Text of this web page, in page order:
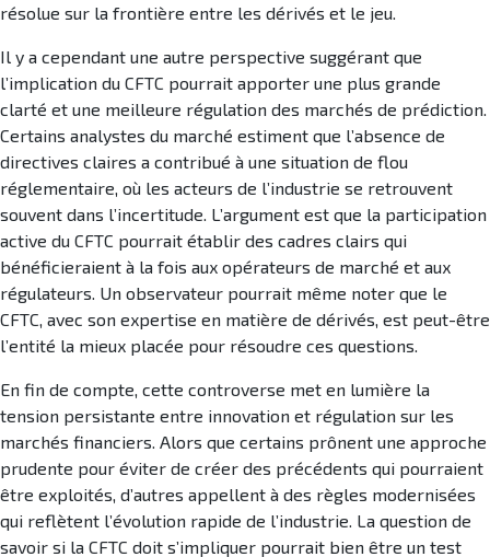
résolue sur la frontière entre les dérivés et le jeu.
Il y a cependant une autre perspective suggérant que
l’implication du CFTC pourrait apporter une plus grande
clarté et une meilleure régulation des marchés de prédiction.
Certains analystes du marché estiment que l’absence de
directives claires a contribué à une situation de flou
réglementaire, où les acteurs de l’industrie se retrouvent
souvent dans l’incertitude. L’argument est que la participation
active du CFTC pourrait établir des cadres clairs qui
bénéficieraient à la fois aux opérateurs de marché et aux
régulateurs. Un observateur pourrait même noter que le
CFTC, avec son expertise en matière de dérivés, est peut-être
l’entité la mieux placée pour résoudre ces questions.
En fin de compte, cette controverse met en lumière la
tension persistante entre innovation et régulation sur les
marchés financiers. Alors que certains prônent une approche
prudente pour éviter de créer des précédents qui pourraient
être exploités, d’autres appellent à des règles modernisées
qui reflètent l’évolution rapide de l’industrie. La question de
savoir si la CFTC doit s’impliquer pourrait bien être un test